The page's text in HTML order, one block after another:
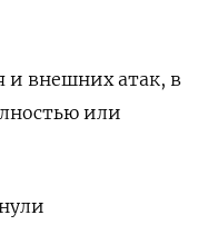
и внешних атак, в
или